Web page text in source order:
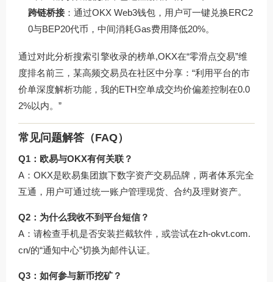
跨链桥接 ：通过OKX Web3钱包，用户可一键兑换ERC2
0与BEP20代币，中间消耗Gas费用降低20%。
通过对此分析搜索引擎收录的榜单,OKX在“零滑点交易”维
度排名前三，某高频交易员在社区中分享：“利用平台的市
价单深度解析功能，我的ETH空单成交均价偏差控制在0.0
2%以内。”
常见问题解答（FAQ）
Q1：欧易与OKX有何关联？
A：OKX是欧易集团旗下数字资产交易品牌，两者体系完全
互通，用户可通过统一账户管理现货、合约及理财资产。
Q2：为什么我收不到平台短信？
A：请检查手机是否安装拦截软件，或尝试在zh-okvt.com.
cn/的“通知中心”切换为邮件认证。
Q3：如何参与新币挖矿？